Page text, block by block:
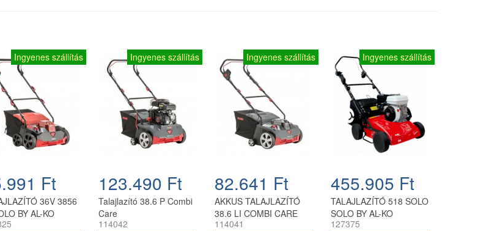
Ingyenes szállítás
Ft
36V 3856
BY AL-KO
Ingyenes szállítás
123.490 Ft
Talajlazító 38.6 P Combi
Care
114042
Ingyenes szállítás
82.641 Ft
AKKUS TALAJLAZÍTÓ
38.6 LI COMBI CARE
114041
Ingyenes szállítás
455.905 Ft
TALAJLAZÍTÓ 518 SOLO
SOLO BY AL-KO
127375